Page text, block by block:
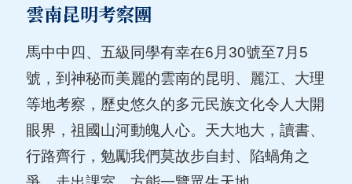
雲南昆明考察團
馬中中四、五級同學有幸在6月30號至7月5
號，到神秘而美麗的雲南的昆明、麗江、大理
等地考察，歷史悠久的多元民族文化令人大開
眼界，祖國山河動魄人心。天大地大，讀書、
行路齊行，勉勵我們莫故步自封、陷蝸角之